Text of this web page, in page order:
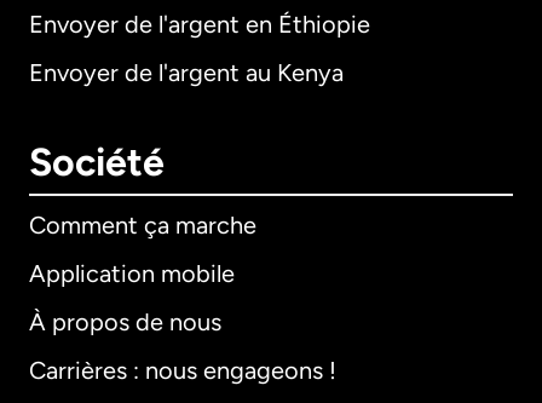
Envoyer de l'argent en Éthiopie
Envoyer de l'argent au Kenya
Société
Comment ça marche
Application mobile
À propos de nous
Carrières : nous engageons !